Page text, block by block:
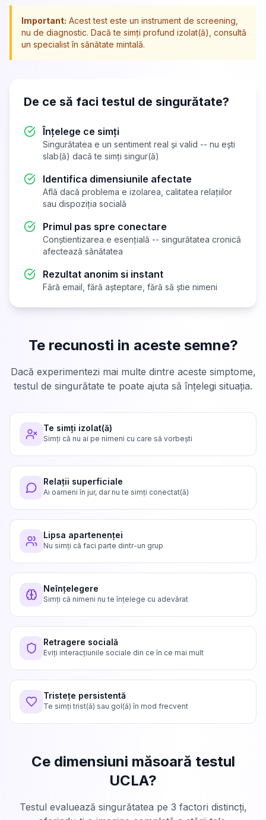
Important: Acest test este un instrument de screening,
nu de diagnostic. Dacă te simți profund izolat(ă), consultă
un specialist în sănătate mintală.
De ce să faci testul de singurătate?
Înțelege ce simți
Singurătatea e un sentiment real și valid -- nu ești
slab(ă) dacă te simți singur(ă)
Identifica dimensiunile afectate
Află dacă problema e izolarea, calitatea relațiilor
sau dispoziția socială
Primul pas spre conectare
Conștientizarea e esențială -- singurătatea cronică
afectează sănătatea
Rezultat anonim si instant
Fără email, fără așteptare, fără să știe nimeni
Te recunosti in aceste semne?
Dacă experimentezi mai multe dintre aceste simptome,
testul de singurătate te poate ajuta să înțelegi situația.
Te simți izolat(ă)
Simți că nu ai pe nimeni cu care să vorbești
Relații superficiale
Ai oameni în jur, dar nu te simți conectat(ă)
Lipsa apartenenței
Nu simți că faci parte dintr-un grup
Neînțelegere
Simți că nimeni nu te înțelege cu adevărat
Retragere socială
Eviți interacțiunile sociale din ce în ce mai mult
Tristețe persistentă
Te simți trist(ă) sau gol(ă) în mod frecvent
Ce dimensiuni măsoară testul
UCLA?
Testul evaluează singurătatea pe 3 factori distincți,